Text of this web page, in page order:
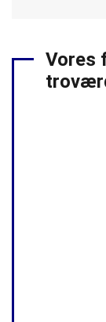
Vores